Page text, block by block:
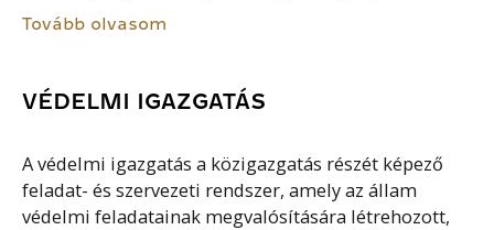
Tovább olvasom
VÉDELMI IGAZGATÁS
A védelmi igazgatás a közigazgatás részét képező
feladat- és szervezeti rendszer, amely az állam
védelmi feladatainak megvalósítására létrehozott,